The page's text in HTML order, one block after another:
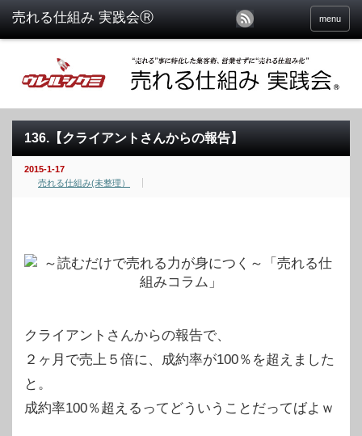
menu
136.【クライアントさんからの報告】
2015-1-17
売れる仕組み(未整理）
クライアントさんからの報告で、
２ヶ月で売上５倍に、成約率が100％を超えました
と。
成約率100％超えるってどういうことだってばよｗ